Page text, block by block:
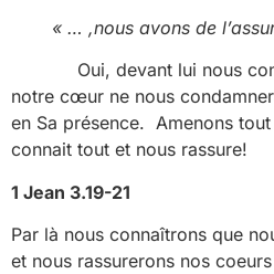
« … ,nous avons de
Oui, devant lui nous
notre cœur ne nous
en Sa présence. Amenons
connait tout et nous rassure!
1 Jean 3.19-21
Par là nous connaîtrons que
et nous rassurerons nos